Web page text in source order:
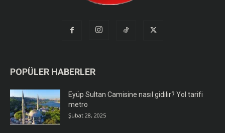
POPÜLER HABERLER
Eyüp Sultan Camisine nasıl gidilir? Yol tarifi
metro
Şubat 28, 2025